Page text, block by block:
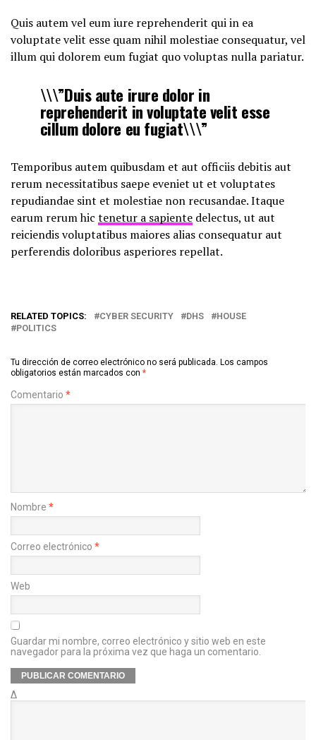
Quis autem vel eum iure reprehenderit qui in ea
voluptate velit esse quam nihil molestiae consequatur, vel
illum qui dolorem eum fugiat quo voluptas nulla pariatur.
\\\”Duis aute irure dolor in
reprehenderit in voluptate velit esse
cillum dolore eu fugiat\\\”
Temporibus autem quibusdam et aut officiis debitis aut
rerum necessitatibus saepe eveniet ut et voluptates
repudiandae sint et molestiae non recusandae. Itaque
earum rerum hic tenetur a sapiente delectus, ut aut
reiciendis voluptatibus maiores alias consequatur aut
perferendis doloribus asperiores repellat.
RELATED TOPICS: CYBER SECURITY DHS
HOUSE
POLITICS
Tu dirección de correo electrónico no será publicada. Los campos
obligatorios están marcados con *
Comentario *
Nombre *
Correo electrónico *
Web
Guardar mi nombre, correo electrónico y sitio web en este
navegador para la próxima vez que haga un comentario.
Δ